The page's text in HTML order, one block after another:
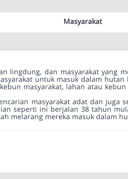
Masyarakat
lingdung, dan masyarakat yang
untuk masuk dalam hutan
masyarakat, lahan atau
masyarakat adat dan juga
seperti ini berjalan 38 tahun
melarang mereka masuk dalam